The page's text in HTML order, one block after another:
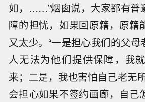
如，……”烟囱说，大家都有普
障的担忧，如果回原籍，原籍
又太少。“一是担心我们的父
人无法为他们提供保障，我
来；二是，我也害怕自己老无
会担心如果不签约画廊，自己